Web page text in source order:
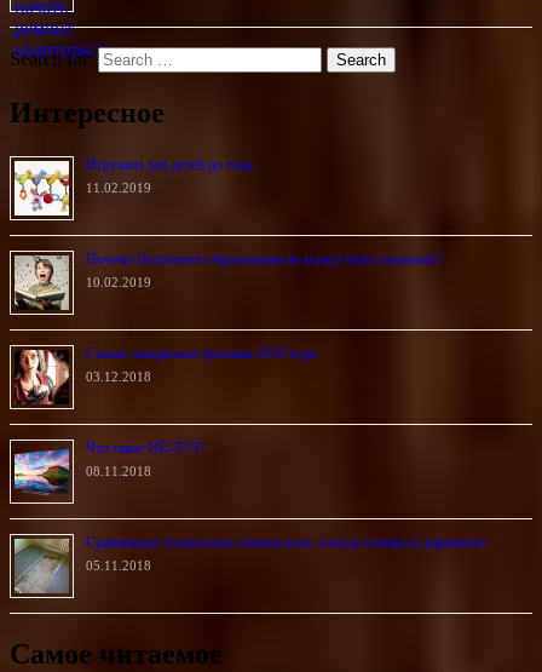
Search for:
Интересное
Игрушки для детей до года
11.02.2019
Почему бесплатное образование не может быть хорошим?
10.02.2019
Самые ожидаемые фильмы 2019 года
03.12.2018
Что такое HD-TVI?
08.11.2018
Сравниваем технологии стяжки пола: плюсы и минусы вариантов
05.11.2018
Самое читаемое